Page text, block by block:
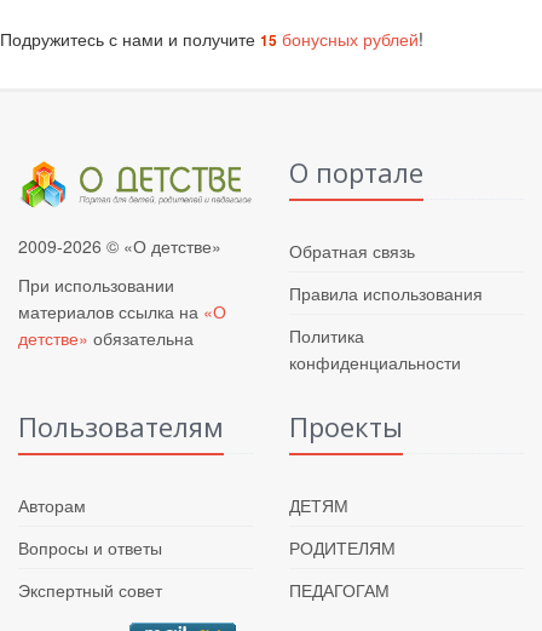
Подружитесь с нами и получите 15 бонусных рублей!
2009-2026 © «О детстве»
При использовании
материалов ссылка на «О
детстве» обязательна
О портале
Обратная связь
Правила использования
Политика
конфиденциальности
Пользователям
Авторам
Вопросы и ответы
Экспертный совет
Проекты
ДЕТЯМ
РОДИТЕЛЯМ
ПЕДАГОГАМ